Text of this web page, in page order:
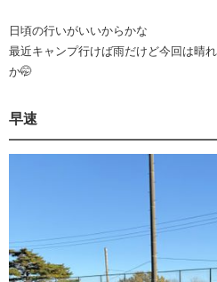
日頃の行いがいいからかな
最近キャンプ行けば雨だけど今回は晴
か🤭
早速